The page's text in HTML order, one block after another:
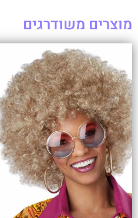
מוצרים משודרגים